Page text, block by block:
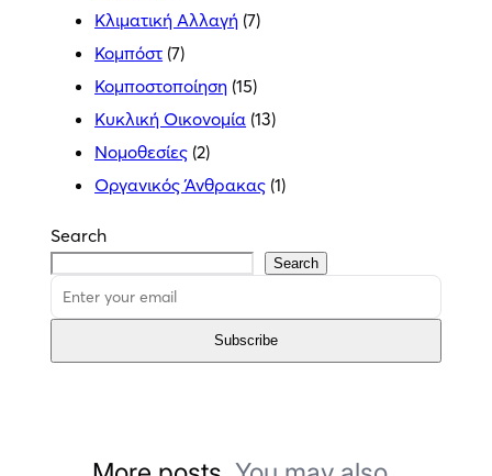
Κλιματική Αλλαγή (7)
Κομπόστ (7)
Κομποστοποίηση (15)
Κυκλική Οικονομία (13)
Νομοθεσίες (2)
Οργανικός Άνθρακας (1)
Search
Search
Subscribe